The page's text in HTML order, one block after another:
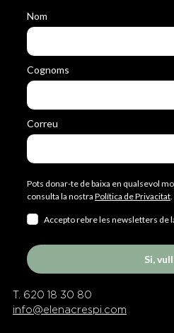
Nom
Cognoms
Correu
Pots donar-te de baixa en qualsevol
consulta la nostra Política de Privacitat
Accepto rebre les newsletters de
Si, vull
T. 620 18 30 80
info@elenacrespi.com